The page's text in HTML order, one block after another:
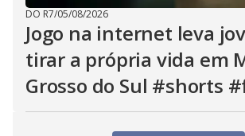
DO R7/05/08/2026
Jogo na internet leva
tirar a própria vida em
Grosso do Sul #shorts